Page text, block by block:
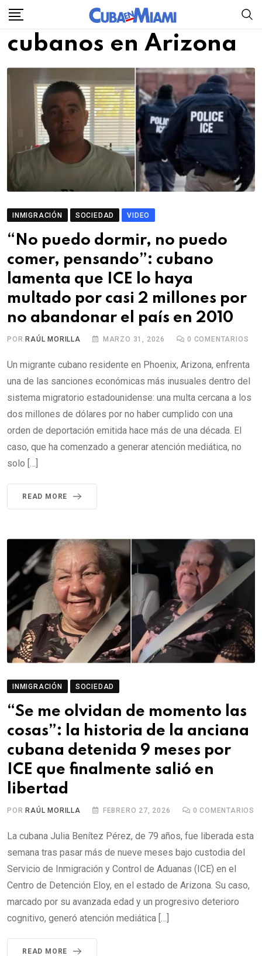
Skip
content
cubanos en Arizona
INMIGRACIÓN SOCIEDAD VIDEO
“No puedo dormir, no puedo
comer, pensando”: cubano
lamenta que ICE lo haya
multado por casi 2 millones por
no abandonar el país en 2010
POR RAÚL MORILLA MARZO 31, 2026 0 COMENTARIOS
Un migrante cubano residente en Phoenix, Arizona, enfrenta
una de las sanciones económicas más inusuales dentro del
sistema migratorio estadounidense: una multa cercana a los
dos millones de dólares por no haber cumplido con una
orden de deportación emitida hace más de una década. El
caso, que ha comenzado a generar atención mediática, no
solo […]
READ MORE
INMIGRACIÓN SOCIEDAD
“Se me olvidan de momento las
cosas”: la historia de la anciana
cubana detenida 9 meses por
ICE que finalmente salió en
libertad
POR RAÚL MORILLA FEBRERO 27, 2026 0 COMENTARIOS
La cubana Julia Benítez Pérez, de 79 años, fue liberada esta
semana tras pasar más de nueve meses bajo custodia del
Servicio de Inmigración y Control de Aduanas (ICE) en el
Centro de Detención Eloy, en el estado de Arizona. Su caso,
marcado por su avanzada edad y un progresivo deterioro
cognitivo, generó atención mediática […]
READ MORE